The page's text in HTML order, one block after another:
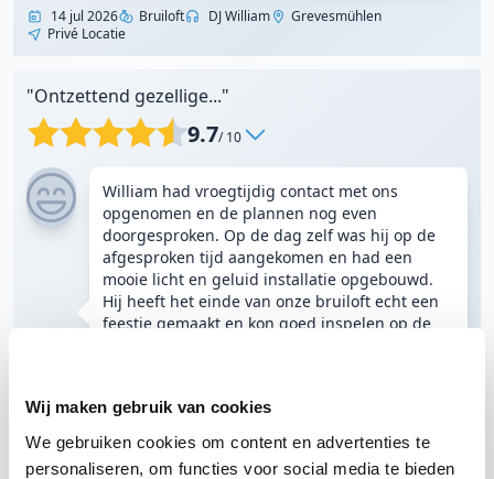
Wij maken gebruik van cookies
We gebruiken cookies om content en advertenties te
personaliseren, om functies voor social media te bieden
14 jul 2026 Bruiloft DJ William
Grevesmühlen
Privé Locatie
"Ontzettend gezellige..."
9.7/ 10
William had vroegtijdig contact met ons
opgenomen en de plannen nog even
doorgesproken. Op de dag zelf was hij op de
afgesproken tijd aangekomen en had een
mooie licht en geluid installatie opgebouwd.
Hij heeft het einde van onze bruiloft echt een
feestje gemaakt en kon goed inspelen op de
Wij hebben ontzettend genoten.
Bruidspaar